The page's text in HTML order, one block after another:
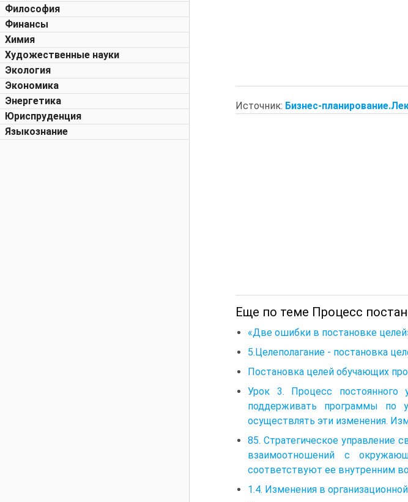
Философия
Финансы
Химия
Художественные науки
Экология
Экономика
Энергетика
Юриспруденция
Языкознание
Источник: Бизнес-
Еще по теме Процесс
«Две ошибки в постановке
5.Целеполагание - постановка
Постановка целей обучающих
Урок 3. Процесс
поддерживать программы по
осуществлять эти изменения.
85. Стратегическое управление
взаимоотношений с
соответствуют ее внутренним
1.4. Изменения в